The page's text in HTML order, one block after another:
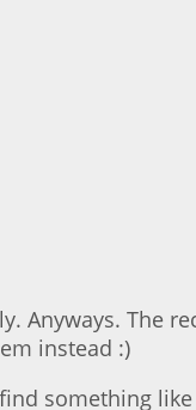
The
instead :)
something